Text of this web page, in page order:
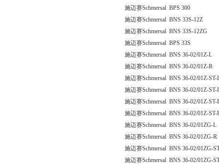
施迈赛Schmersal BPS 300
施迈赛Schmersal BNS 33S-12Z
施迈赛Schmersal BNS 33S-12ZG
施迈赛Schmersal BPS 33S
施迈赛Schmersal BNS 36-02/01Z-L
施迈赛Schmersal BNS 36-02/01Z-R
施迈赛Schmersal BNS 36-02/01Z-ST-
施迈赛Schmersal BNS 36-02/01Z-ST-
施迈赛Schmersal BNS 36-02/01Z-ST-
施迈赛Schmersal BNS 36-02/01Z-ST-
施迈赛Schmersal BNS 36-02/01ZG-L
施迈赛Schmersal BNS 36-02/01ZG-R
施迈赛Schmersal BNS 36-02/01ZG-
施迈赛Schmersal BNS 36-02/01ZG-